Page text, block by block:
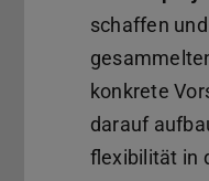
schaffen
konkrete
darauf
flexibilität in